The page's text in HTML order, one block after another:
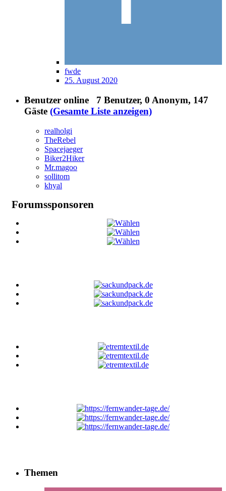
fwde
25. August 2020
Benutzer online 7 Benutzer, 0 Anonym, 147
Gäste (Gesamte Liste anzeigen)
realholgi
TheRebel
Spacejaeger
Biker2Hiker
Mr.magoo
sollitom
khyal
Forumssponsoren
Themen